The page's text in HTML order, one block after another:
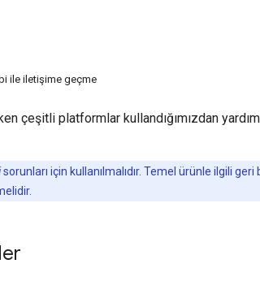
ile iletişime geçme
çeşitli platformlar kullandığımızdan
sorunları için kullanılmalıdır. Temel ürünle ilgili